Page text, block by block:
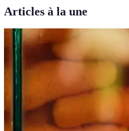
Articles à la une